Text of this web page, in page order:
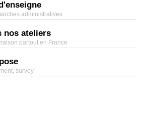
administratives
nos ateliers
partout en France
survey